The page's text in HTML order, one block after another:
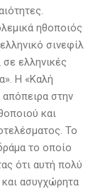
ηθοποιός
σινεφίλ
ελληνικές
Η «Καλή
απόπειρα στην
και
Το
το οποίο
ότι αυτή πολύ
ασυγχώρητα